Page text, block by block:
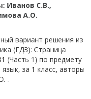
Иванов С.В.,
А.О.
вариант решения из
(ГДЗ): Страница
(Часть 1) по предмету
язык, за 1 класс, авторы
.